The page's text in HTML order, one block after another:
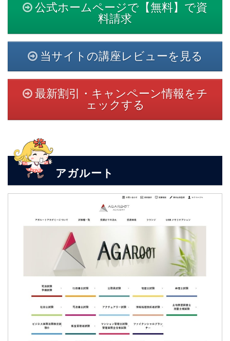
公式ホームページで【無料】で資
料請求
当サイトの講座レビューを見る
最新割引・キャンペーン情報をチ
ェックする
アガルート